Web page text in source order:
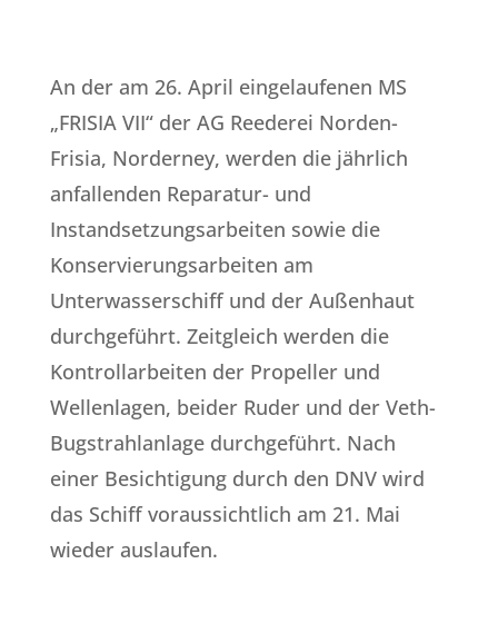
An der am 26. April eingelaufenen MS
„FRISIA VII“ der AG Reederei Norden-
Frisia, Norderney, werden die jährlich
anfallenden Reparatur- und
Instandsetzungsarbeiten sowie die
Konservierungsarbeiten am
Unterwasserschiff und der Außenhaut
durchgeführt. Zeitgleich werden die
Kontrollarbeiten der Propeller und
Wellenlagen, beider Ruder und der Veth-
Bugstrahlanlage durchgeführt. Nach
einer Besichtigung durch den DNV wird
das Schiff voraussichtlich am 21. Mai
wieder auslaufen.